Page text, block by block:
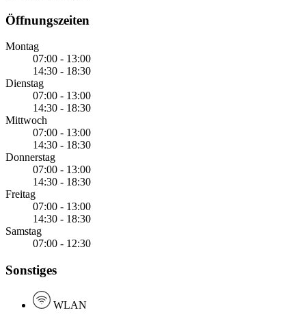
Öffnungszeiten
Montag
07:00 - 13:00
14:30 - 18:30
Dienstag
07:00 - 13:00
14:30 - 18:30
Mittwoch
07:00 - 13:00
14:30 - 18:30
Donnerstag
07:00 - 13:00
14:30 - 18:30
Freitag
07:00 - 13:00
14:30 - 18:30
Samstag
07:00 - 12:30
Sonstiges
WLAN